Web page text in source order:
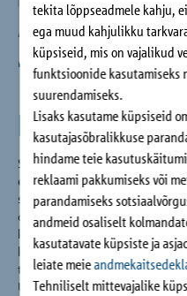
tekita lõppseadmele kahju,
ega muud kahjulikku
küpsiseid, mis on vajalikud
funktsioonide kasutamiseks
suurendamiseks.
Lisaks kasutame küpsiseid
kasutajasõbralikkuse
hindame teie
reklaami pakkumiseks või
parandamiseks
andmeid osaliselt
kasutatavate küpsiste ja
leiate meie
Tehniliselt mittevajalike
Kontakt
ARVUD I FAKTID I ANDMED
7
riigis
Schöck on globaalselt
ettevõte, mis tarnib tooteid
seab ta tähiseid ehituse
digitaliseerimise ja
kvaliteetseid
tootmiskohas neljas Euroopa
USAs.